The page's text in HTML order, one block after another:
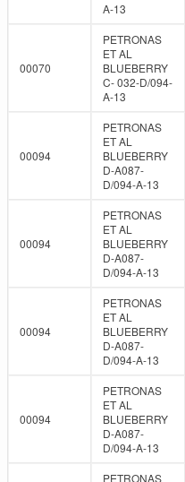
A-13
00070
PETRONAS
ET AL
BLUEBERRY
C- 032-D/094-
A-13
00094
PETRONAS
ET AL
BLUEBERRY
D-A087-
D/094-A-13
00094
PETRONAS
ET AL
BLUEBERRY
D-A087-
D/094-A-13
00094
PETRONAS
ET AL
BLUEBERRY
D-A087-
D/094-A-13
00094
PETRONAS
ET AL
BLUEBERRY
D-A087-
D/094-A-13
PETRONAS